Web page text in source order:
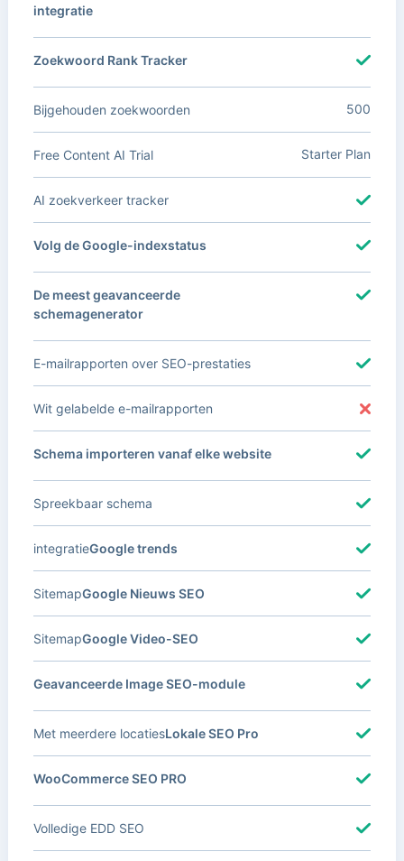
integratie
Zoekwoord Rank Tracker
Bijgehouden zoekwoorden 500
Free Content AI Trial Starter Plan
AI zoekverkeer tracker
Volg de Google-indexstatus
De meest geavanceerde
schemagenerator
E-mailrapporten over SEO-prestaties
Wit gelabelde e-mailrapporten
Schema importeren vanaf elke website
Spreekbaar schema
Google trends
integratie
Google Nieuws SEO
Sitemap
Google Video-SEO
Sitemap
Geavanceerde Image SEO-module
Lokale SEO Pro
Met meerdere locaties
WooCommerce SEO PRO
Volledige EDD SEO